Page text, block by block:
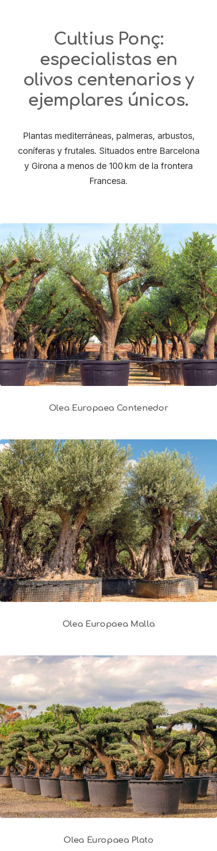
Cultius Ponç:
especialistas en
olivos centenarios y
ejemplares únicos.
Plantas mediterráneas, palmeras, arbustos,
coníferas y frutales. Situados entre Barcelona
y Girona a menos de 100 km de la frontera
Francesa.
Olea Europaea Contenedor
Olea Europaea Malla
Olea Europaea Plato